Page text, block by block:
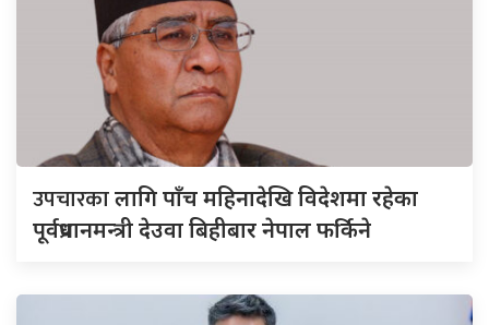
उपचारकालागि पाँच महिनादेखि विदेशमा रहेका
पूर्वप्रधानमन्त्री देउवा बिहीबार नेपाल फर्किने